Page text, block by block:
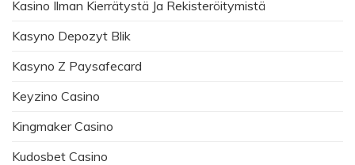
Kasino Ilman Kierrätystä Ja Rekisteröitymistä
Kasyno Depozyt Blik
Kasyno Z Paysafecard
Keyzino Casino
Kingmaker Casino
Kudosbet Casino